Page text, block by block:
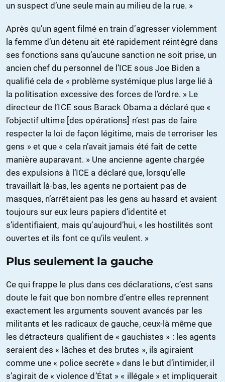
un suspect d’une seule main au milieu de la rue. »
Après qu’un agent filmé en train d’agresser violemment
la femme d’un détenu ait été rapidement réintégré dans
ses fonctions sans qu’aucune sanction ne soit prise, un
ancien chef du personnel de l’ICE sous Joe Biden a
qualifié cela de « problème systémique plus large lié à
la politisation excessive des forces de l’ordre. » Le
directeur de l’ICE sous Barack Obama a déclaré que «
l’objectif ultime [des opérations] n’est pas de faire
respecter la loi de façon légitime, mais de terroriser les
gens » et que « cela n’avait jamais été fait de cette
manière auparavant. » Une ancienne agente chargée
des expulsions à l’ICE a déclaré que, lorsqu’elle
travaillait là-bas, les agents ne portaient pas de
masques, n’arrêtaient pas les gens au hasard et avaient
toujours sur eux leurs papiers d’identité et
s’identifiaient, mais qu’aujourd’hui, « les hostilités sont
ouvertes et ils font ce qu’ils veulent. »
Plus seulement la gauche
Ce qui frappe le plus dans ces déclarations, c’est sans
doute le fait que bon nombre d’entre elles reprennent
exactement les arguments souvent avancés par les
militants et les radicaux de gauche, ceux-là même que
les détracteurs qualifient de « gauchistes » : les agents
seraient des « lâches et des brutes », ils agiraient
comme une « police secrète » dans le but d’intimider, il
s’agirait de « violence d’État » « illégale » et impliquerait